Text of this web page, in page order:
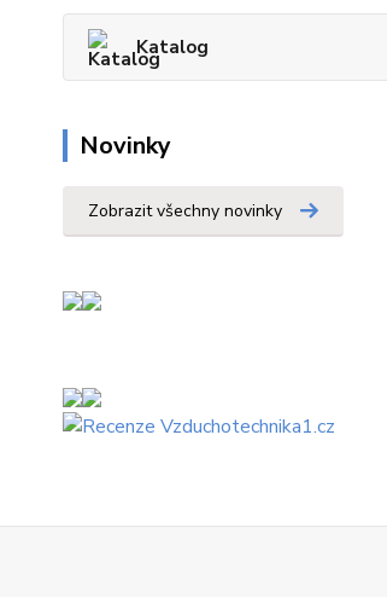
Katalog
Novinky
Zobrazit všechny novinky